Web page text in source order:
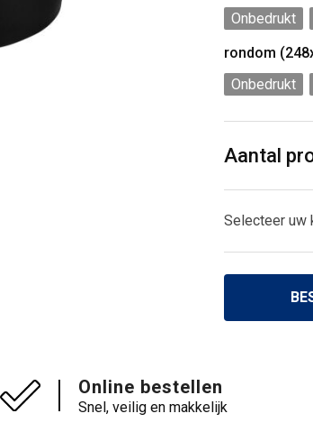
Onbedrukt
rondom
Onbedrukt
Aantal
Selecteer uw
Online bestellen
Snel, veilig en makkelijk